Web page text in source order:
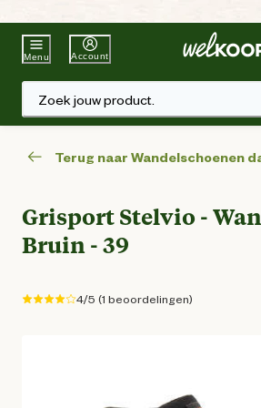
Beste Winkelketen
Menu Account
Zoek jouw product.
Terug naar Wandelschoenen
Grisport Stelvio -
Bruin - 39
4/5 (1 beoordelingen)